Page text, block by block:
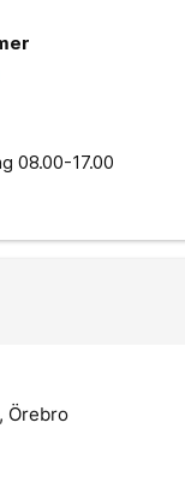
08.00-17.00
Örebro